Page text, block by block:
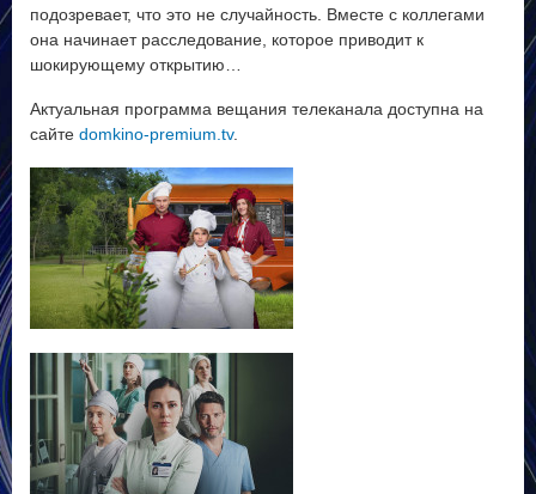
подозревает, что это не случайность. Вместе с коллегами
она начинает расследование, которое приводит к
шокирующему открытию…
Актуальная программа вещания телеканала доступна на
сайте domkino-premium.tv.